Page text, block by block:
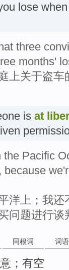
lose
three
months'
上关于盗
is at
the Pacific
because
洋上；我
问题进行谈
同根词 词
；有空